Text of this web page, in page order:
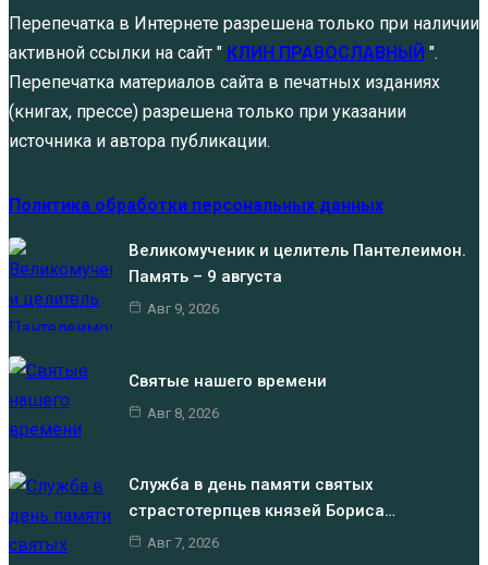
Перепечатка в Интернете разрешена только при наличии
активной ссылки на сайт " КЛИН ПРАВОСЛАВНЫЙ ".
Перепечатка материалов сайта в печатных изданиях
(книгах, прессе) разрешена только при указании
источника и автора публикации.
Политика обработки персональных данных
Великомученик и целитель Пантелеимон.
Память – 9 августа
Авг 9, 2026
Святые нашего времени
Авг 8, 2026
Служба в день памяти святых
страстотерпцев князей Бориса…
Авг 7, 2026